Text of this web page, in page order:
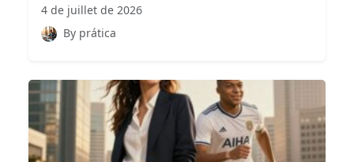
4 de juillet de 2026
By prática